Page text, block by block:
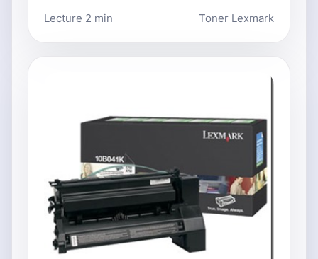
Lecture 2 min Toner Lexmark